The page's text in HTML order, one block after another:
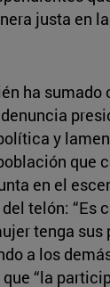
justa en
ha sumado
y
que
en el
telón: “Es
tenga sus
a los
“la